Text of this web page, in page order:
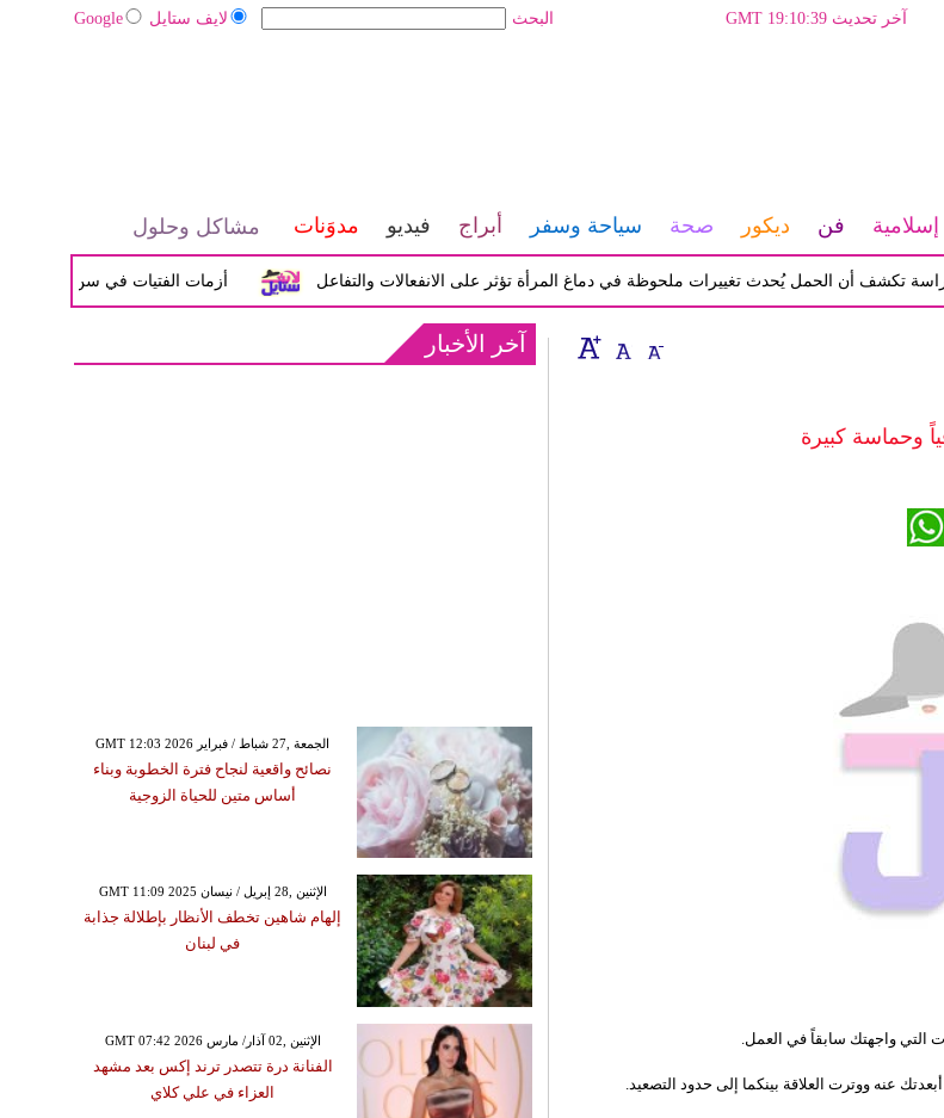
لايف ستايل Google البحث آخر تحديث GMT 19:10:39
إسلامية فن ديكور صحة سياحة وسفر أبراج فيديو مدوَنات مشاكل وحلول
أزمات الفتيات في سن المراهقة بين أن الحمل يُحدث تغييرات ملحوظة في دماغ المرأة تؤثر على الانفعالات والتفاعل
وحماسة كبيرة
التي واجهتك سابقاً في العمل.
عنه ووترت العلاقة بينكما إلى حدود التصعيد.
آخر الأخبار
GMT 12:03 2026 الجمعة ,27 شباط / فبراير
نصائح واقعية لنجاح فترة الخطوبة وبناء
أساس متين للحياة الزوجية
GMT 11:09 2025 الإثنين ,28 إبريل / نيسان
إلهام شاهين تخطف الأنظار بإطلالة جذابة
في لبنان
GMT 07:42 2026 الإثنين ,02 آذار/ مارس
الفنانة درة تتصدر ترند إكس بعد مشهد
العزاء في علي كلاي